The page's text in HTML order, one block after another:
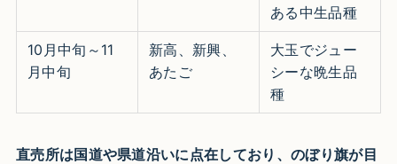
ある中生品種
10月中旬～11
月中旬
新高、新興、
あたご
大玉でジュー
シーな晩生品
種
直売所は国道や県道沿いに点在しており、のぼり旗が目